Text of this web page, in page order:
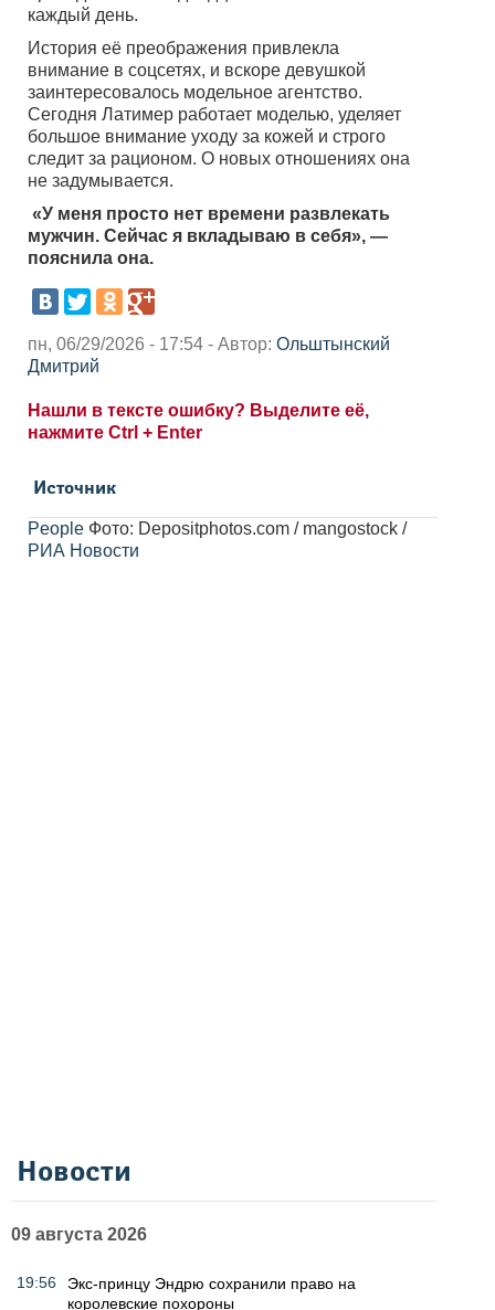
каждый день.
История её преображения привлекла
внимание в соцсетях, и вскоре девушкой
заинтересовалось модельное агентство.
Сегодня Латимер работает моделью, уделяет
большое внимание уходу за кожей и строго
следит за рационом. О новых отношениях она
не задумывается.
«У меня просто нет времени развлекать
мужчин. Сейчас я вкладываю в себя», —
пояснила она.
пн, 06/29/2026 - 17:54 - Автор: Ольштынский
Дмитрий
Нашли в тексте ошибку? Выделите её,
нажмите Ctrl + Enter
Источник
People Фото: Depositphotos.com / mangostock /
РИА Новости
Новости
09 августа 2026
19:56
Экс-принцу Эндрю сохранили право на
королевские похороны